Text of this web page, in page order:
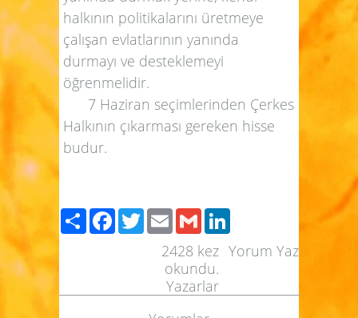
halkının politikalarını üretmeye
çalışan evlatlarının yanında
durmayı ve desteklemeyi
öğrenmelidir.
7 Haziran seçimlerinden Çerkes
Halkının çıkarması gereken hisse
budur.
PaylaşFacebook
TwitterEmailGmail
Yorum Yaz
2428 kez
okundu.
Yazarlar